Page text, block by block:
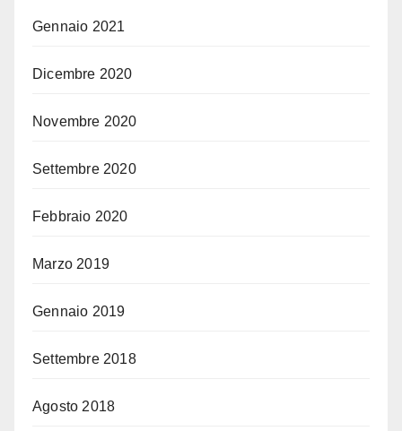
Gennaio 2021
Dicembre 2020
Novembre 2020
Settembre 2020
Febbraio 2020
Marzo 2019
Gennaio 2019
Settembre 2018
Agosto 2018